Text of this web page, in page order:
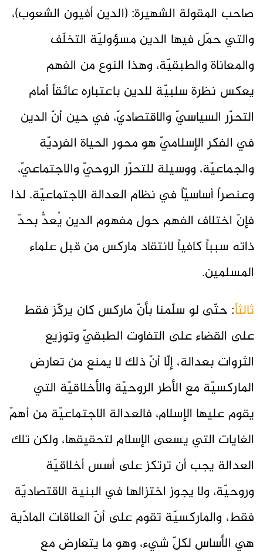
صاحب المقولة الشهيرة: (الدين أفيون الشعوب)،
والتي حمّل فيها الدين مسؤوليّة التخلّف
والمعاناة والطبقيّة، وهذا النوع من الفهم
يعكس نظرة سلبيّة للدين باعتباره عائقاً أمام
التحرّر السياسيّ والاقتصاديّ، في حين أنّ الدين
في الفكر الإسلاميّ هو محور الحياة الفرديّة
والجماعيّة، ووسيلة للتحرّر الروحيّ والاجتماعيّ،
وعنصراً أساسيّاً في نظام العدالة الاجتماعيّة. لذا
فإنّ اختلاف الفهم حول مفهوم الدين يُعدُّ بحدّ
ذاته سبباً كافياً لانتقاد ماركس من قبل علماء
المسلمين.
ثالثاً: حتّى لو سلّمنا بأنّ ماركس كان يركّز فقط
على القضاء على التفاوت الطبقيّ وتوزيع
الثروات بعدالة، إلّا أنّ ذلك لا يمنع من تعارض
الماركسيّة مع الأطر الروحيّة والأخلاقيّة التي
يقوم عليها الإسلام، فالعدالة الاجتماعيّة من أهمّ
الغايات التي يسعى الإسلام لتحقيقها، ولكن تلك
العدالة يجب أن ترتكز على أسس أخلاقيّة
وروحيّة، ولا يجوز اختزالها في البنية الاقتصاديّة
فقط، والماركسيّة تقوم على أنّ العلاقات المادّية
هي الأساس لكلّ شيء، وهو ما يتعارض مع